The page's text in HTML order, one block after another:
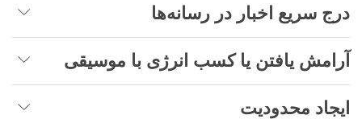
درج سریع اخبار در رسانه‌ها
آرامش یافتن یا کسب انرژی با موسیقی
ایجاد محدودیت